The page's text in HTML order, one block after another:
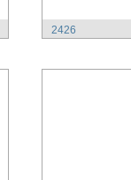
2426